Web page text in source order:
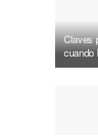
Claves
cuando